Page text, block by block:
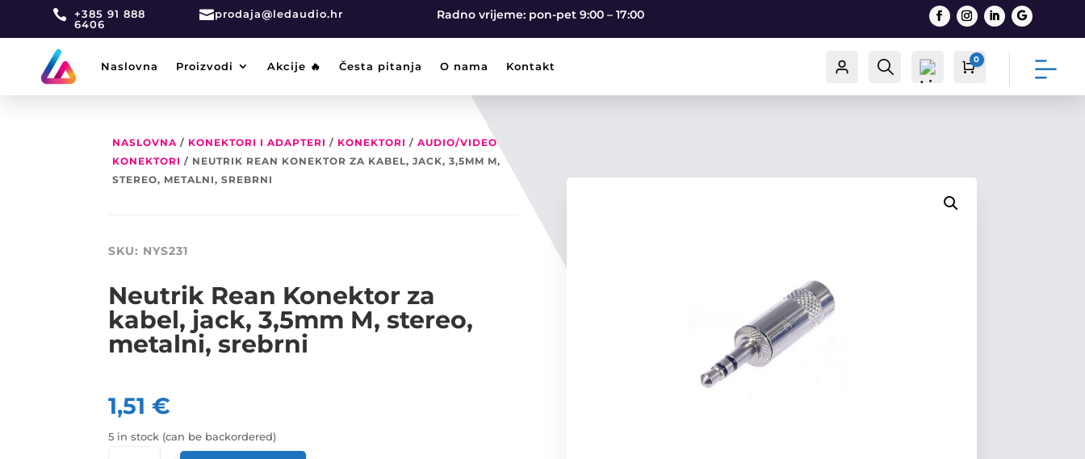
 +385 91 888
6406
prodaja@ledaudio.hr Radno vrijeme: pon-pet 9:00 – 17:00
Naslovna Proizvodi Akcije 🔥 Česta pitanja O nama Kontakt Račun Traži Cart
0
€
NASLOVNA / KONEKTORI I ADAPTERI / KONEKTORI /AUDIO/VIDEO
KONEKTORI / NEUTRIK REAN KONEKTOR ZA KABEL, JACK, 3,5MM M,
STEREO, METALNI, SREBRNI
SKU: NYS231
Neutrik Rean Konektor za
kabel, jack, 3,5mm M, stereo,
metalni, srebrni
1,51€
5 in stock (can be backordered)